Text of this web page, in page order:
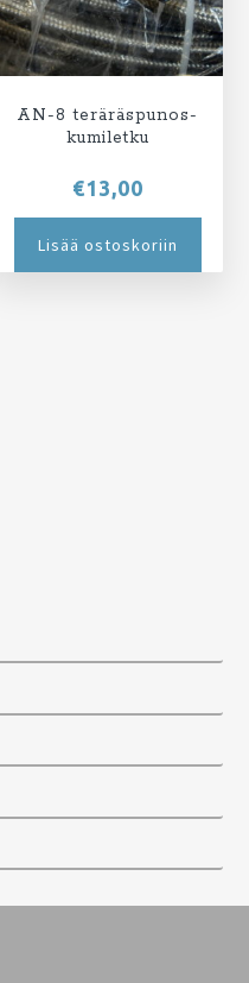
AN-8 teräräspunos-
kumiletku
€13,00
Lisää ostoskoriin